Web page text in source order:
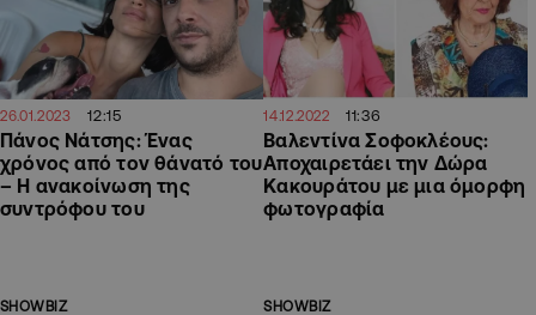
26.01.2023 12:15
Πάνος Νάτσης: Ένας
χρόνος από τον θάνατό του
– Η ανακοίνωση της
συντρόφου του
14.12.2022 11:36
Βαλεντίνα Σοφοκλέους:
Αποχαιρετάει την Δώρα
Κακουράτου με μια όμορφη
φωτογραφία
SHOWBIZ SHOWBIZ